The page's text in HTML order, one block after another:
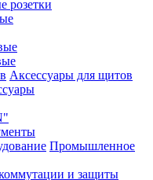
розетки
Аксессуары для щитов
Промышленное
и защиты